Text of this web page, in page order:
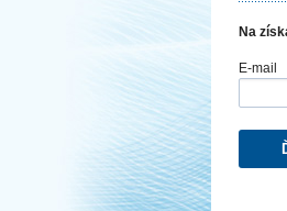
Na
E-mail